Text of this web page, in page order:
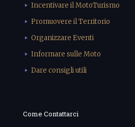
Incentivare il MotoTurismo
Promuovere il Territorio
Organizzare Eventi
Informare sulle Moto
Dare consigli utili
Come Contattarci